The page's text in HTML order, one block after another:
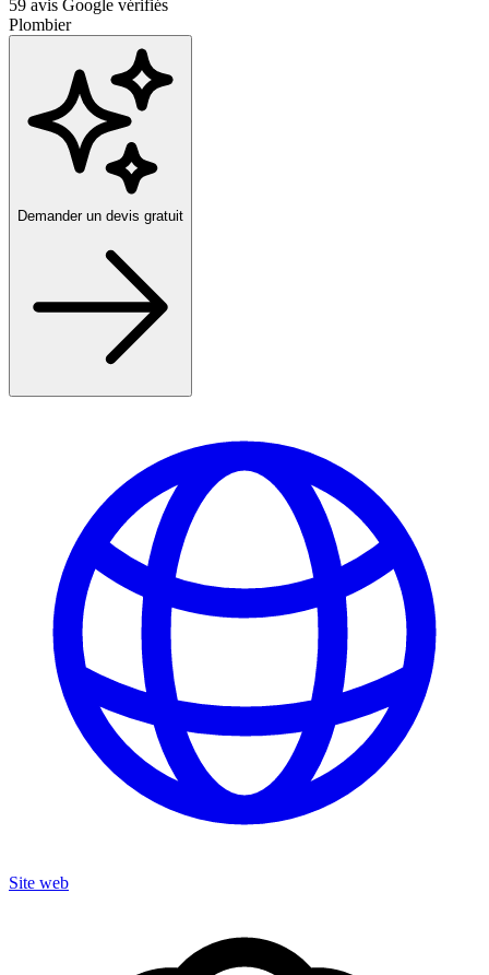
59 avis Google vérifiés
Plombier
Demander un devis gratuit
Site web